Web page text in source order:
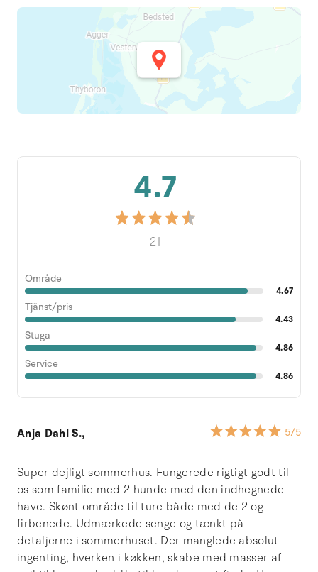
4.7
21
Område
4.67
Tjänst/pris
4.43
Stuga
4.86
Service
4.86
Anja Dahl S., 5/5
Super dejligt sommerhus. Fungerede rigtigt godt til
os som familie med 2 hunde med den indhegnede
have. Skønt område til ture både med de 2 og
firbenede. Udmærkede senge og tænkt på
detaljerne i sommerhuset. Der manglede absolut
ingenting, hverken i køkken, skabe med masser af